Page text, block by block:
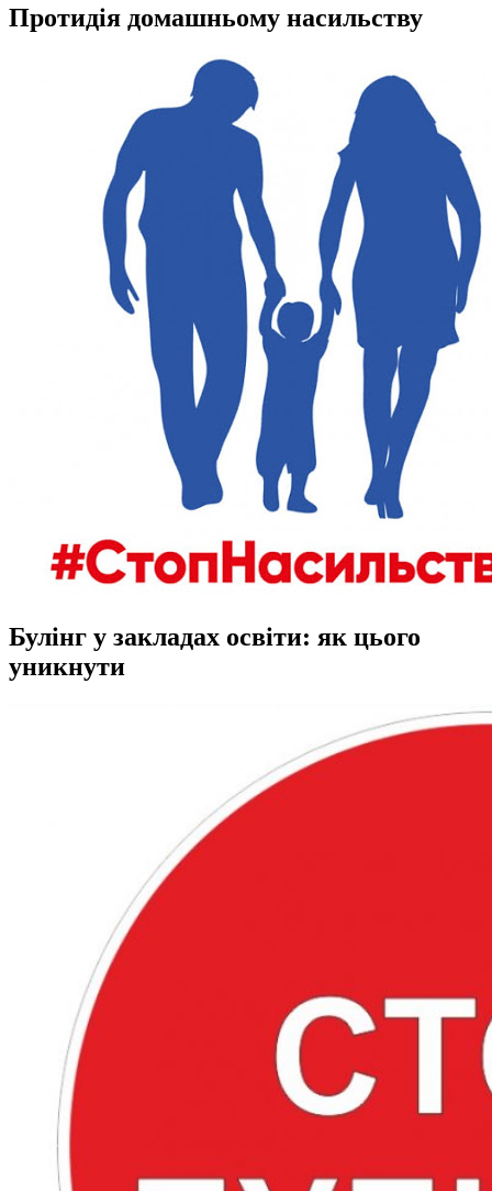
Протидія домашньому насильству
Булінг у закладах освіти: як цього
уникнути